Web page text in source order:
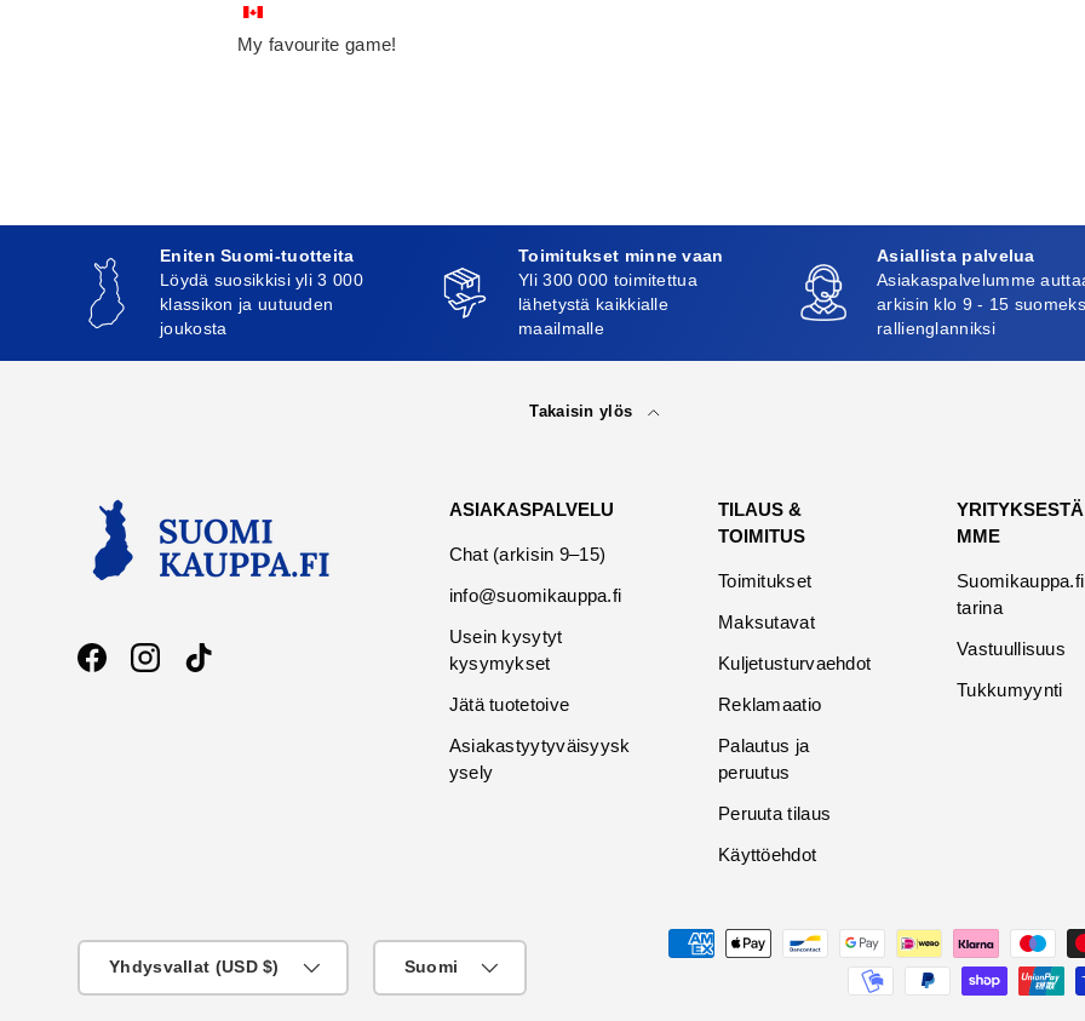
My favourite game!
Eniten Suomi-tuotteita
Löydä suosikkisi yli 3 000
klassikon ja uutuuden
joukosta
Toimitukset minne vaan
Yli 300 000 toimitettua
lähetystä kaikkialle
maailmalle
Asiallista palvelua
Asiakaspalvelumme
arkisin klo 9 - 15
rallienglanniksi
Takaisin ylös
FacebookInstagramTikTok
ASIAKASPALVELU
Chat (arkisin 9–15)
info@suomikauppa.fi
Usein kysytyt
kysymykset
Jätä tuotetoive
Asiakastyytyväisyysk
ysely
TILAUS &
TOIMITUS
Toimitukset
Maksutavat
Kuljetusturvaehdot
Reklamaatio
Palautus ja
peruutus
Peruuta tilaus
Käyttöehdot
YRITYKSESTÄ
MME
Suomikauppa.fi
tarina
Vastuullisuus
Tukkumyynti
Maksutavat
Yhdysvallat (USD $)
Suomi